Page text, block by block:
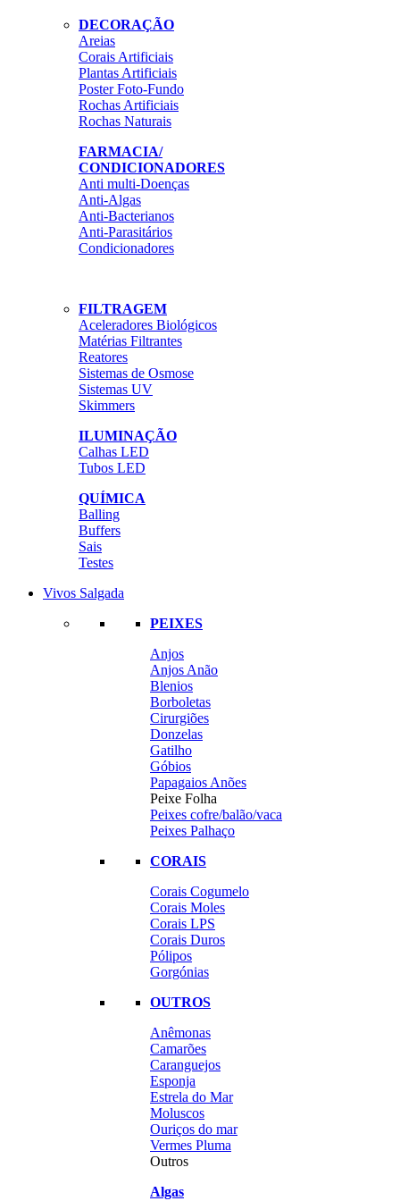
DECORAÇÃO
Areias
Corais Artificiais
Plantas Artificiais
Poster Foto-Fundo
Rochas Artificiais
Rochas Naturais
FARMACIA/
CONDICIONADORES
Anti multi-Doenças
Anti-Algas
Anti-Bacterianos
Anti-Parasitários
Condicionadores
FILTRAGEM
Aceleradores Biológicos
Matérias Filtrantes
Reatores
Sistemas de Osmose
Sistemas UV
Skimmers
ILUMINAÇÃO
Calhas LED
Tubos LED
QUÍMICA
Balling
Buffers
Sais
Testes
Vivos Salgada
PEIXES
Anjos
Anjos Anão
Blenios
Borboletas
Cirurgiões
Donzelas
Gatilho
Góbios
Papagaios Anões
Peixe Folha
Peixes cofre/balão/vaca
Peixes Palhaço
CORAIS
Corais Cogumelo
Corais Moles
Corais LPS
Corais Duros
Pólipos
Gorgónias
OUTROS
Anêmonas
Camarões
Caranguejos
Esponja
Estrela do Mar
Moluscos
Ouriços do mar
Vermes Pluma
Outros
Algas